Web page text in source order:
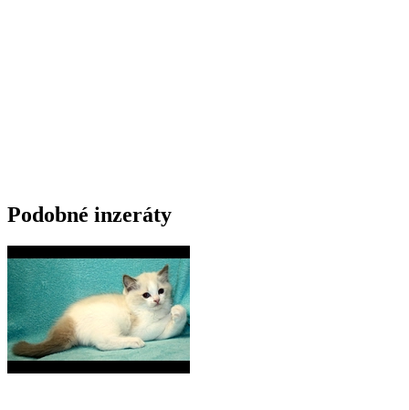
Podobné inzeráty